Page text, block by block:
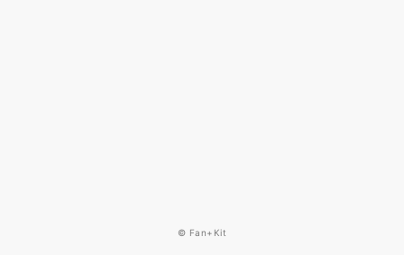
© Fan+Kit